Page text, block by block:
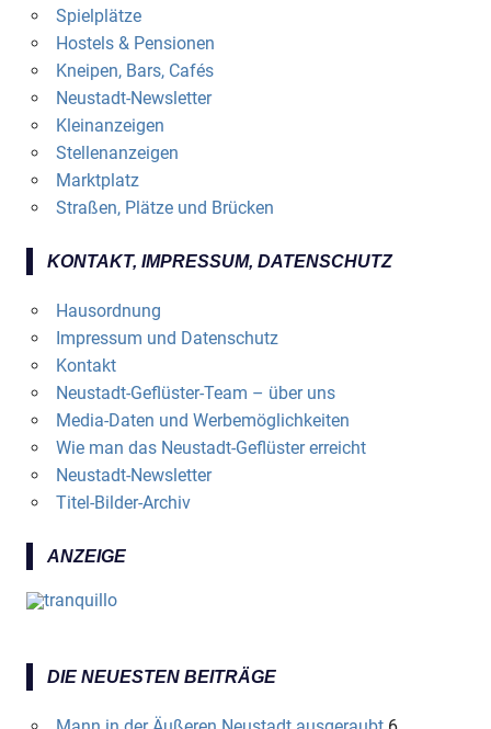
Spielplätze
Hostels & Pensionen
Kneipen, Bars, Cafés
Neustadt-Newsletter
Kleinanzeigen
Stellenanzeigen
Marktplatz
Straßen, Plätze und Brücken
KONTAKT, IMPRESSUM, DATENSCHUTZ
Hausordnung
Impressum und Datenschutz
Kontakt
Neustadt-Geflüster-Team – über uns
Media-Daten und Werbemöglichkeiten
Wie man das Neustadt-Geflüster erreicht
Neustadt-Newsletter
Titel-Bilder-Archiv
ANZEIGE
DIE NEUESTEN BEITRÄGE